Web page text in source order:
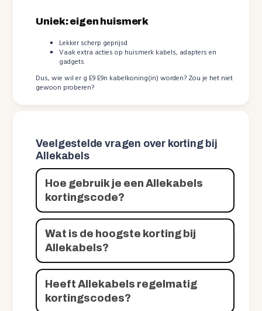
Uniek: eigen huismerk
Lekker scherp geprijsd
Vaak extra acties op huismerk kabels, adapters en
gadgets
Dus, wie wil er g E9 E9n kabelkoning(in) worden? Zou je het niet
gewoon proberen?
Veelgestelde vragen over korting bij
Allekabels
Hoe gebruik je een Allekabels
kortingscode?
Wat is de hoogste korting bij
Allekabels?
Heeft Allekabels regelmatig
kortingscodes?